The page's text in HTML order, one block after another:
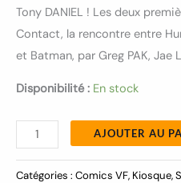
Tony DANIEL ! Les deux
Contact, la rencontre entre
et Batman, par Greg PAK, Jae
Disponibilité : En stock
AJOUTER AU
Catégories : Comics VF, Kiosque,